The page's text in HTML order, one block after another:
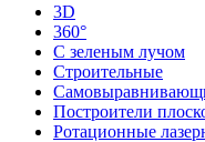
3D
360°
С зеленым лучом
Строительные
Построители
Ротационные